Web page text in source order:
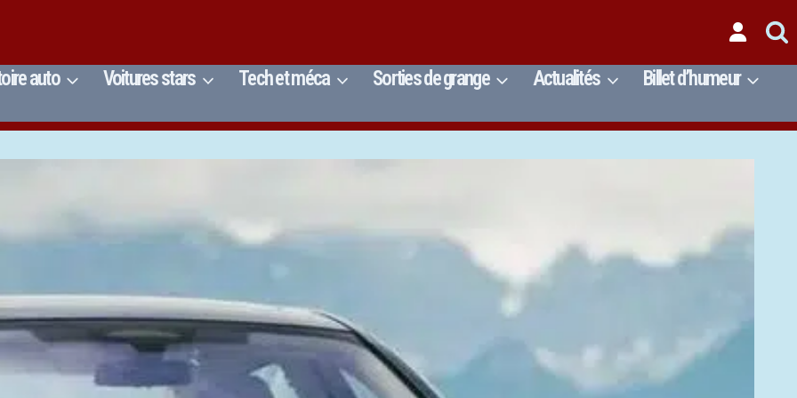
auto Voitures stars Tech et méca Sorties de grange Actualités
Billet d’humeur